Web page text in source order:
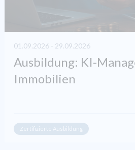
01.09.2026 - 29.09.2026
Ausbildung: KI-
Immobilien
Zertifizierte Ausbildung